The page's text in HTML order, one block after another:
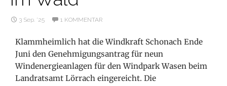
3 Sep. ’25 1 KOMMENTAR
Klammheimlich hat die Windkraft Schonach Ende
Juni den Genehmigungsantrag für neun
Windenergieanlagen für den Windpark Wasen beim
Landratsamt Lörrach eingereicht. Die